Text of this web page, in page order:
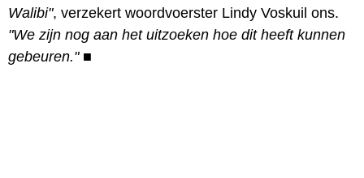
Walibi", verzekert woordvoerster Lindy Voskuil ons.
"We zijn nog aan het uitzoeken hoe dit heeft kunnen
gebeuren." ■